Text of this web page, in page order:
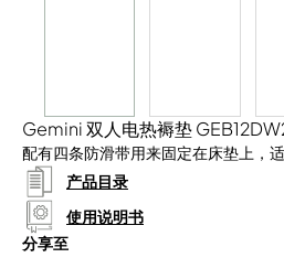
Gemini 双人电热褥垫
配有四条防滑带用来固定在床垫上，适
产品目录
使用说明书
分享至